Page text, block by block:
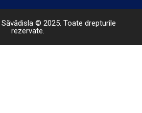
© 2025. Toate drepturile
rezervate.